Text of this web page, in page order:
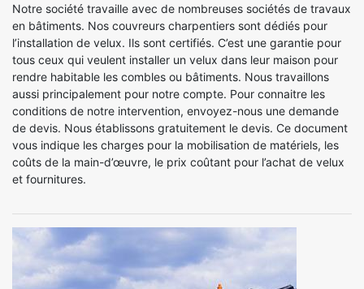
Notre société travaille avec de nombreuses sociétés de travaux
en bâtiments. Nos couvreurs charpentiers sont dédiés pour
l’installation de velux. Ils sont certifiés. C’est une garantie pour
tous ceux qui veulent installer un velux dans leur maison pour
rendre habitable les combles ou bâtiments. Nous travaillons
aussi principalement pour notre compte. Pour connaitre les
conditions de notre intervention, envoyez-nous une demande
de devis. Nous établissons gratuitement le devis. Ce document
vous indique les charges pour la mobilisation de matériels, les
coûts de la main-d’œuvre, le prix coûtant pour l’achat de velux
et fournitures.